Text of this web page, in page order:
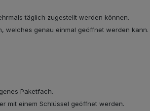
täglich zugestellt werden können.
welches genau einmal geöffnet werden kann.
Paketfach.
mit einem Schlüssel geöffnet werden.